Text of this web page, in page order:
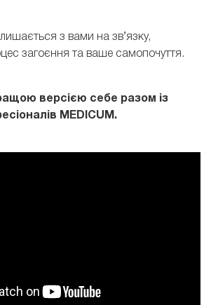
з вами на зв’язку,
загоєння та ваше самопочуття.
версією себе разом із
MEDICUM.